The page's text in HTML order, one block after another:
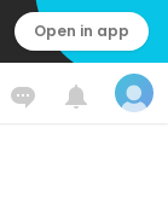
Open in app